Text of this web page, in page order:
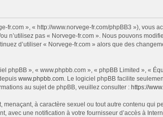
», « http://www.norvege-fr.com/phpBB3 »), vous
n’utilisez pas « Norvege-fr.com ». Nous pouvons
d’utiliser « Norvege-fr.com » alors que des
phpBB », « www.phpbb.com », « phpBB Limited », «
www.phpbb.com. Le logiciel phpBB facilite
au sujet de phpBB, veuillez consulter : https://
à caractère sexuel ou tout autre contenu qui
une notification à votre fournisseur d’accès à